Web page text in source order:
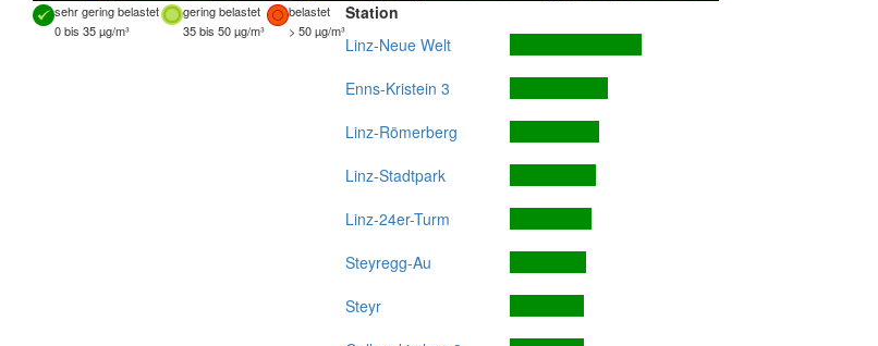
sehr gering belastet gering belastet
belastet
0 bis 35 µg/m³
35 bis 50 µg/m³ > 50 µg/m³
Station
Linz-Neue Welt
Enns-Kristein 3
Linz-Römerberg
Linz-Stadtpark
Linz-24er-Turm
Steyregg-Au
Steyr